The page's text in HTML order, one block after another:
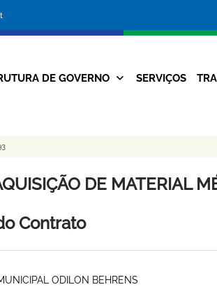
da
Prefeitura
Navegação
DE GOVERNO SERVIÇOS
DE MATERIAL
Contrato
ODILON BEHRENS